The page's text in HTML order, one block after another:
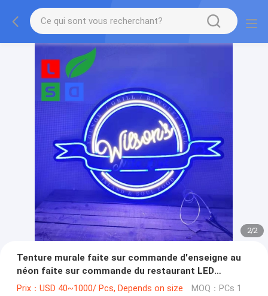
1/2
Tenture murale faite sur commande d'enseigne au
néon faite sur commande du restaurant LED
d'enseignes au néon d'IP65 classée par coutume
Prix：USD 40~1000/ Pcs, Depends on size MOQ：PCs 1